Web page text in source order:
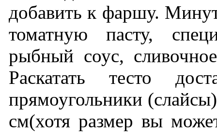
добавить к фаршу.
томатную пасту,
рыбный соус,
Раскатать тесто
прямоугольники
см(хотя размер вы